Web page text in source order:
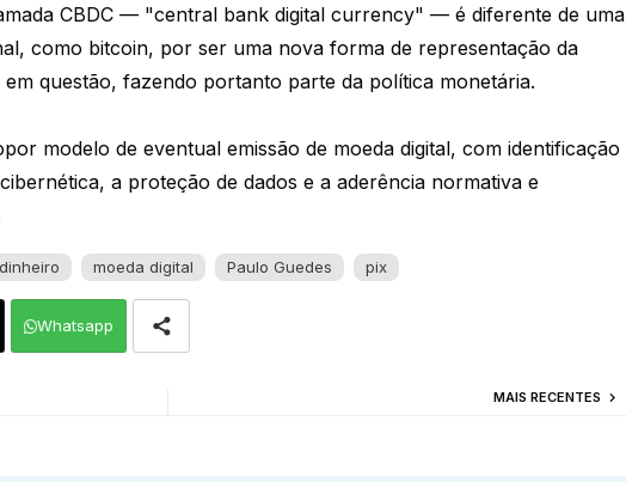
CBDC — "central bank digital currency" — é diferente de uma
como bitcoin, por ser uma nova forma de representação da
em questão, fazendo portanto parte da política monetária.
modelo de eventual emissão de moeda digital, com identificação
a proteção de dados e a aderência normativa e
dinheiro moeda digital Paulo Guedes pix
Whatsapp
MAIS RECENTES